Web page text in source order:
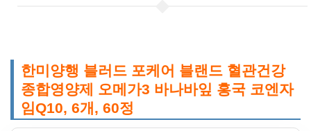
한미양행 블러드 포케어 블랜드 혈관건강
종합영양제 오메가3 바나바잎 홍국 코엔자
임Q10, 6개, 60정